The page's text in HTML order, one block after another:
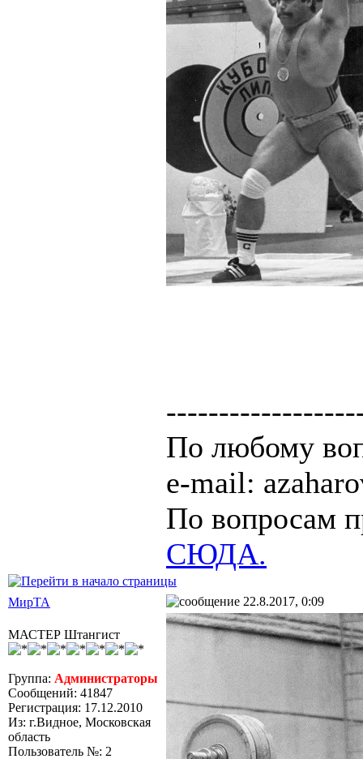
По любому
e-mail:
По вопросам
СЮДА.
МирТА 22.8.2017, 0:09
МАСТЕР Штангист
Группа: Администраторы
Сообщений: 41847
Регистрация: 17.12.2010
Из: г.Видное, Московская
область
Пользователь №: 2